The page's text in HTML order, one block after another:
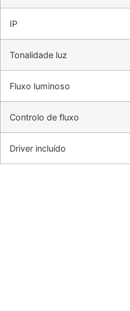
IP
Tonalidade luz
Fluxo luminoso
Controlo de fluxo
Driver incluído